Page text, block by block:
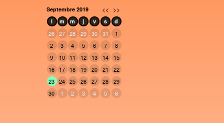
Septembre 2019 << >>
l m m j v s d
26 27 28 29 30 31
1
2
3 4 5 6 7
8
9
10 11 12 13 14
15
16
17 18 19 20 21
22
23 24 25 26 27 28
29
30
1 2 3 4 5 6